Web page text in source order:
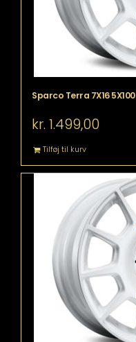
Sparco Terra 7X16 5X100
kr. 1.499,00
Tilføj til kurv